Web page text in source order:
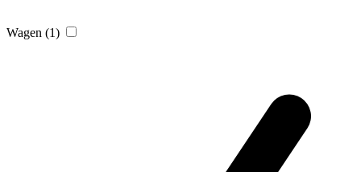
Wagen (1)